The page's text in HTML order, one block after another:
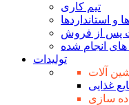
تیم کاری
و استانداردها
پس از فروش
انجام شده
تولیدات
آلات
غذایی
سازی